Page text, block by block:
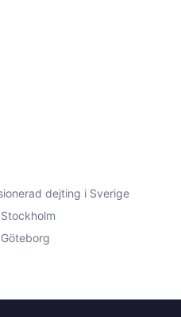
dejting i Sverige